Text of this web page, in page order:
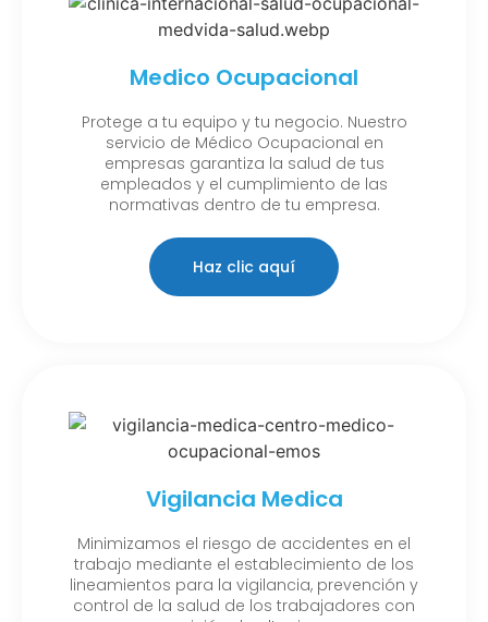
Medico Ocupacional
Protege a tu equipo y tu negocio. Nuestro
servicio de Médico Ocupacional en
empresas garantiza la salud de tus
empleados y el cumplimiento de las
normativas dentro de tu empresa.
Haz clic aquí
Vigilancia Medica
Minimizamos el riesgo de accidentes en el
trabajo mediante el establecimiento de los
lineamientos para la vigilancia, prevención y
control de la salud de los trabajadores con